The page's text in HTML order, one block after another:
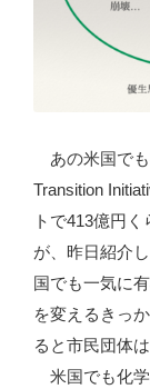
あの米国でも
Transition
トで413億円
が、昨日紹介
国でも一気に
を変えるきっ
ると市民団体
米国でも化学